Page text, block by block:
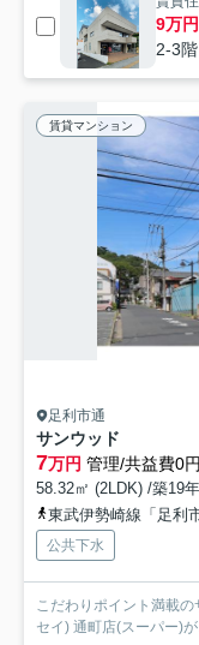
9万円
2-3
賃貸マンション
足利市通
サンウッド
7万円 管理/共益費0円
58.32㎡ (2LDK) /築19
東武伊勢崎線「足利
公共下水
こだわりポイント満載
セイ) 通町店(スーパー)